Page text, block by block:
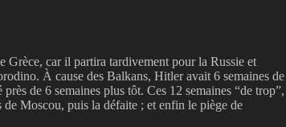
Grèce, car il partira tardivement pour la Russie et
À cause des Balkans, Hitler avait 6 semaines de
de 6 semaines plus tôt. Ces 12 semaines “de trop”,
Moscou, puis la défaite ; et enfin le piège de